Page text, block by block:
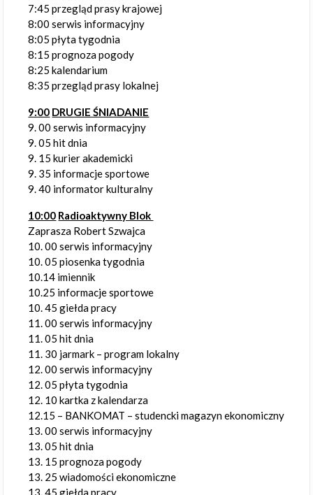
7:45 przegląd prasy krajowej
8:00 serwis informacyjny
8:05 płyta tygodnia
8:15 prognoza pogody
8:25 kalendarium
8:35 przegląd prasy lokalnej
9:00 DRUGIE ŚNIADANIE
9. 00 serwis informacyjny
9. 05 hit dnia
9. 15 kurier akademicki
9. 35 informacje sportowe
9. 40 informator kulturalny
10:00 Radioaktywny Blok
Zaprasza Robert Szwajca
10. 00 serwis informacyjny
10. 05 piosenka tygodnia
10.14 imiennik
10.25 informacje sportowe
10. 45 giełda pracy
11. 00 serwis informacyjny
11. 05 hit dnia
11. 30 jarmark – program lokalny
12. 00 serwis informacyjny
12. 05 płyta tygodnia
12. 10 kartka z kalendarza
12.15 – BANKOMAT – studencki magazyn ekonomiczny
13. 00 serwis informacyjny
13. 05 hit dnia
13. 15 prognoza pogody
13. 25 wiadomości ekonomiczne
13. 45 giełda pracy